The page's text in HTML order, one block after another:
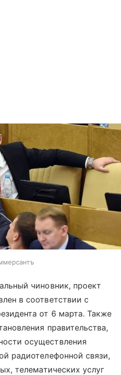
чиновник, проект
в соответствии с
от 6 марта. Также
правительства,
осуществления
радиотелефонной связи,
телематических услуг